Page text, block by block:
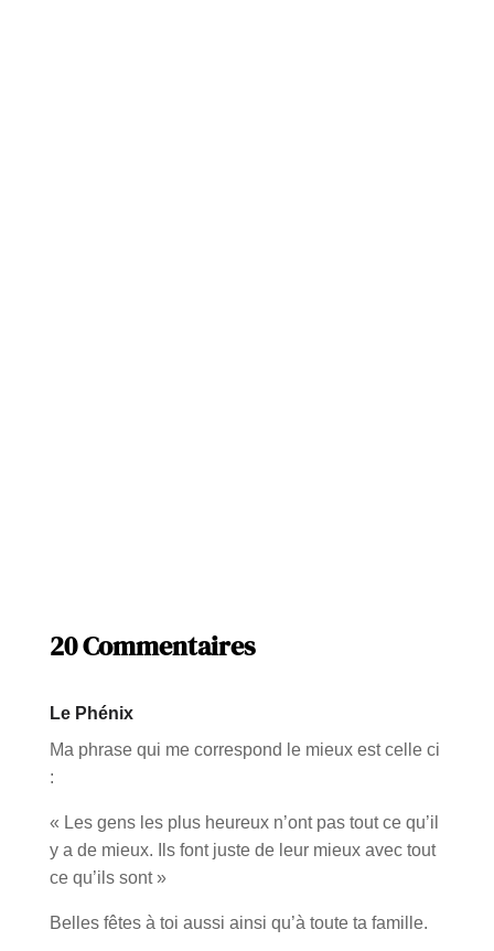
20 Commentaires
Le Phénix
Ma phrase qui me correspond le mieux est celle ci
:
« Les gens les plus heureux n’ont pas tout ce qu’il
y a de mieux. Ils font juste de leur mieux avec tout
ce qu’ils sont »
Belles fêtes à toi aussi ainsi qu’à toute ta famille.